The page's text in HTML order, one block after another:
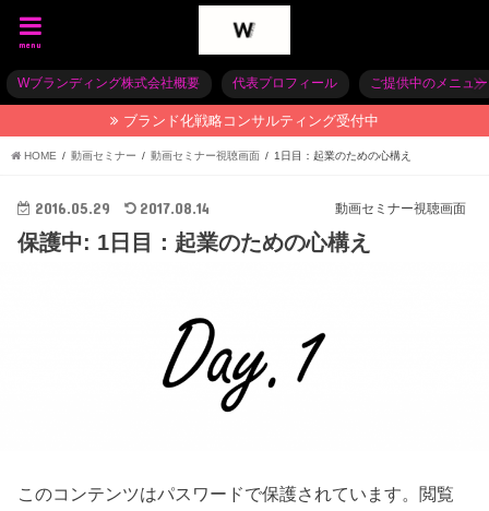
menu
Wブランディング株式会社概要 代表プロフィール ご提供中のメニュー
ブランド化戦略コンサルティング受付中
HOME 動画セミナー 動画セミナー視聴画面 1日目：起業のための心構え
動画セミナー視聴画面
2016.05.29 2017.08.14
保護中: 1日目：起業のための心構え
このコンテンツはパスワードで保護されています。閲覧